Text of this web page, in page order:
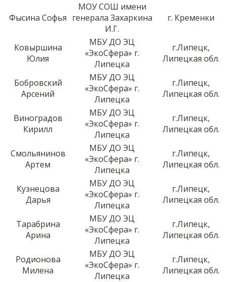
Фысина Софья
МОУ СОШ имени
генерала Захаркина
И.Г.
г. Кременки
Ковыршина
Юлия
МБУ ДО ЭЦ
«ЭкоСфера» г.
Липецка
г.Липецк,
Липецкая обл.
Бобровский
Арсений
МБУ ДО ЭЦ
«ЭкоСфера» г.
Липецка
г.Липецк,
Липецкая обл.
Виноградов
Кирилл
МБУ ДО ЭЦ
«ЭкоСфера» г.
Липецка
г.Липецк,
Липецкая обл.
Смольянинов
Артем
МБУ ДО ЭЦ
«ЭкоСфера» г.
Липецка
г.Липецк,
Липецкая обл.
Кузнецова
Дарья
МБУ ДО ЭЦ
«ЭкоСфера» г.
Липецка
г.Липецк,
Липецкая обл.
Тарабрина
Арина
МБУ ДО ЭЦ
«ЭкоСфера» г.
Липецка
г.Липецк,
Липецкая обл.
Родионова
Милена
МБУ ДО ЭЦ
«ЭкоСфера» г.
Липецка
г.Липецк,
Липецкая обл.